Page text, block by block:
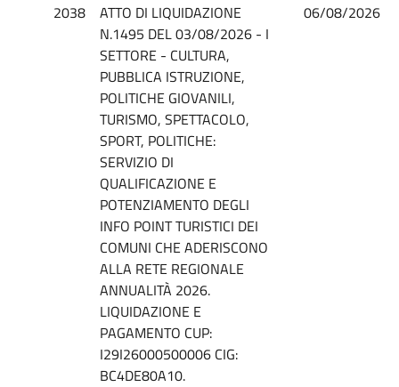
2038
ATTO DI LIQUIDAZIONE
N.1495 DEL 03/08/2026 - I
SETTORE - CULTURA,
PUBBLICA ISTRUZIONE,
POLITICHE GIOVANILI,
TURISMO, SPETTACOLO,
SPORT, POLITICHE:
SERVIZIO DI
QUALIFICAZIONE E
POTENZIAMENTO DEGLI
INFO POINT TURISTICI DEI
COMUNI CHE ADERISCONO
ALLA RETE REGIONALE
ANNUALITÀ 2026.
LIQUIDAZIONE E
PAGAMENTO CUP:
I29I26000500006 CIG:
BC4DE80A10.
06/08/2026